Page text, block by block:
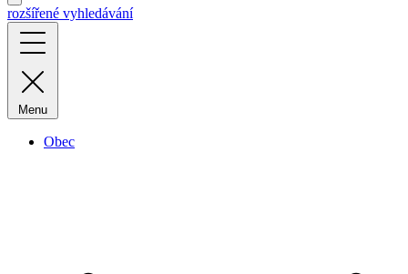
rozšířené vyhledávání
Menu
Obec